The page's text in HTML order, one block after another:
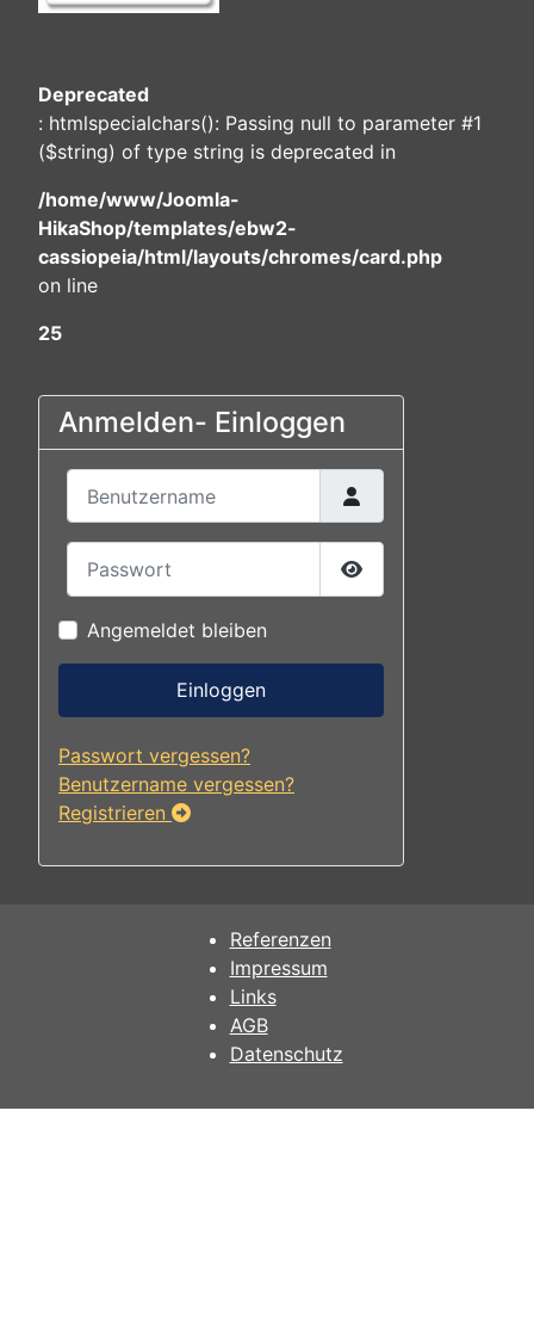
Deprecated
: htmlspecialchars(): Passing null to parameter #1
($string) of type string is deprecated in
/home/www/Joomla-
HikaShop/templates/ebw2-
cassiopeia/html/layouts/chromes/card.php
on line
25
Anmelden- Einloggen
Passwort anzeigen
Angemeldet bleiben
Einloggen
Passwort vergessen?
Benutzername vergessen?
Registrieren
Referenzen
Impressum
Links
AGB
Datenschutz